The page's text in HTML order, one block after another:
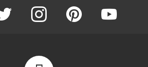
twitter instagram pinterest youtube